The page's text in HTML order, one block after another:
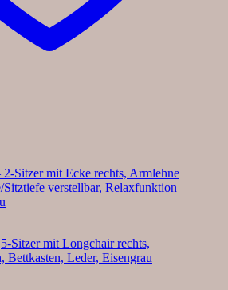
Sitzer mit Ecke rechts, Armlehne
Sitztiefe verstellbar, Relaxfunktion